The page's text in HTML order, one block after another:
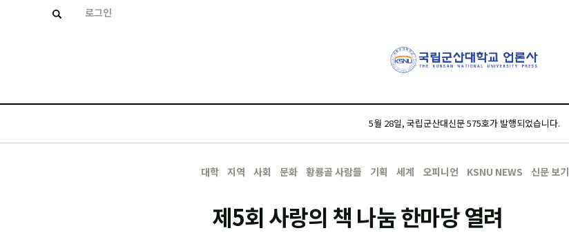
로그인
5월 28일, 국립군산대신문 575호가 발행되었습니다.
대학 지역 사회 문화 황룡골 사람들 기획 세계 오피니언 KSNU NEWS 신문 보기
제5회 사랑의 책 나눔 한마당 열려